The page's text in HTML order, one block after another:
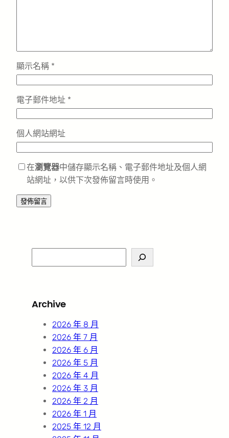
顯示名稱 *
電子郵件地址 *
個人網站網址
在瀏覽器中儲存顯示名稱、電子郵件地址及個人網
站網址，以供下次發佈留言時使用。
e
c
Archive
2026 年 8 月
2026 年 7 月
2026 年 6 月
2026 年 5 月
2026 年 4 月
2026 年 3 月
2026 年 2 月
2026 年 1 月
2025 年 12 月